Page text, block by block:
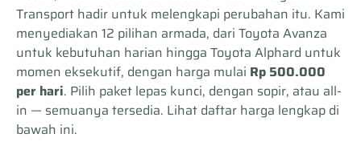
Transport hadir untuk melengkapi perubahan itu. Kami
menyediakan 12 pilihan armada, dari Toyota Avanza
untuk kebutuhan harian hingga Toyota Alphard untuk
momen eksekutif, dengan harga mulai Rp 500.000
per hari. Pilih paket lepas kunci, dengan sopir, atau all-
in — semuanya tersedia. Lihat daftar harga lengkap di
bawah ini.